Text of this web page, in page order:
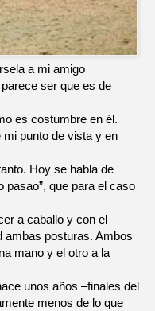
a mi amigo
parece ser que es de
es costumbre en él.
punto de vista y en
Hoy se habla de
pasao”, que para el caso
a caballo y con el
ambas posturas. Ambos
mano y el otro a la
unos años –finales del
menos de lo que